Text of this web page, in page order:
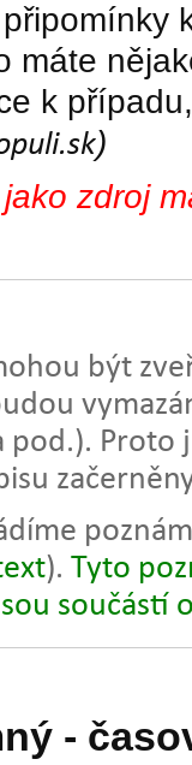
máte
k
)
zdroj
být
pod.).
). Tyto
součástí
-